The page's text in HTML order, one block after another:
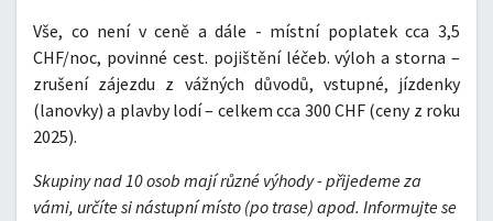
Vše, co není v ceně a dále - místní poplatek cca 3,5
CHF/noc, povinné cest. pojištění léčeb. výloh a storna –
zrušení zájezdu z vážných důvodů, vstupné, jízdenky
(lanovky) a plavby lodí – celkem cca 300 CHF (ceny z roku
2025).
Skupiny nad 10 osob mají různé výhody - přijedeme za
vámi, určíte si nástupní místo (po trase) apod. Informujte se